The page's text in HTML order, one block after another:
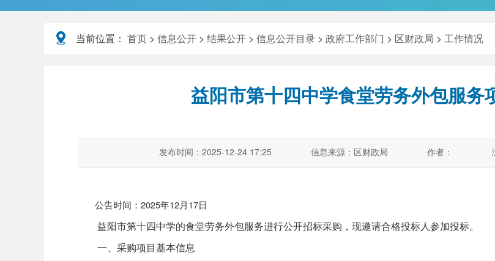
当前位置： 首页 > 信息公开 > 结果公开 > 信息公开目录 > 政府工作部门 > 区财政局 > 工作情况
益阳市第十四中学食堂劳务外包服务
发布时间：2025-12-24 17:25 信息来源：区财政局 作者：
公告时间：2025年12月17日
益阳市第十四中学的食堂劳务外包服务进行公开招标采购，现邀请合格投标人参加投标。
一、采购项目基本信息